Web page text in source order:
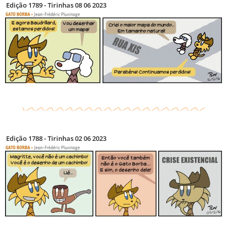
Edição 1789 - Tirinhas 08 06 2023
Edição 1788 - Tirinhas 02 06 2023